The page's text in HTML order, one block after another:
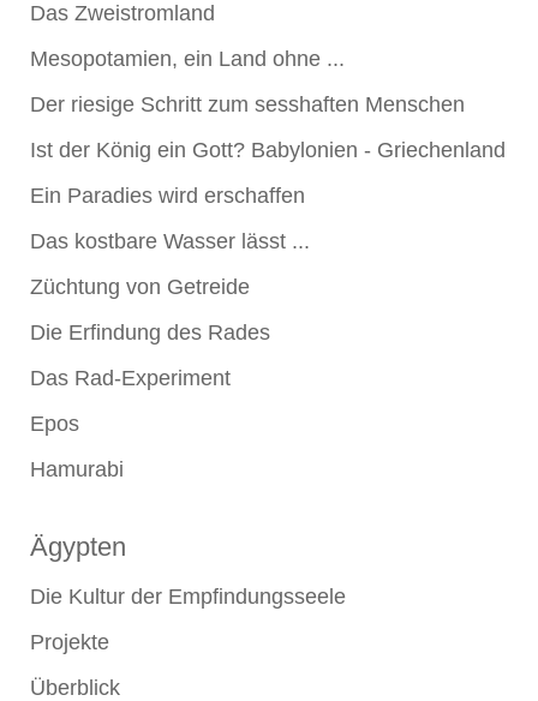
Das Zweistromland
Mesopotamien, ein Land ohne ...
Der riesige Schritt zum sesshaften Menschen
Ist der König ein Gott? Babylonien - Griechenland
Ein Paradies wird erschaffen
Das kostbare Wasser lässt ...
Züchtung von Getreide
Die Erfindung des Rades
Das Rad-Experiment
Epos
Hamurabi
Ägypten
Die Kultur der Empfindungsseele
Projekte
Überblick